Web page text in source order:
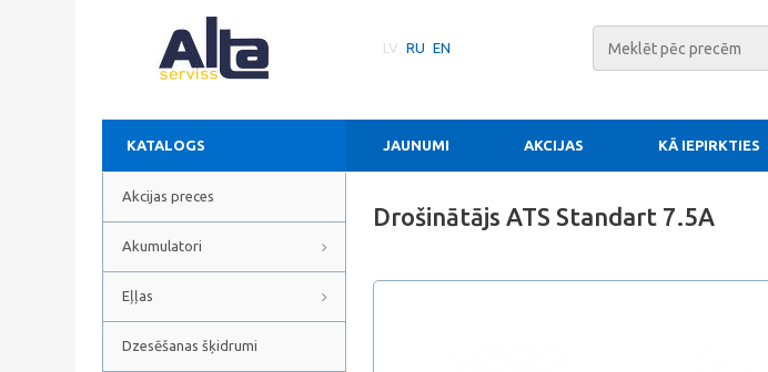
LV RU EN
KATALOGS JAUNUMI AKCIJAS KĀ IEPIRKTIES
Akcijas preces
Akumulatori
Eļļas
Dzesēšanas šķidrumi
Drošinātājs ATS Standart 7.5A